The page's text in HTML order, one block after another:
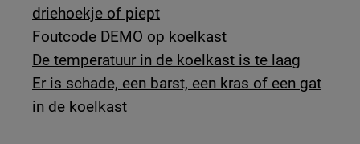
driehoekje of piept
Foutcode DEMO op koelkast
De temperatuur in de koelkast is te laag
Er is schade, een barst, een kras of een gat
in de koelkast